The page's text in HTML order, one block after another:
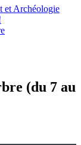
et Archéologie
(du 7 au